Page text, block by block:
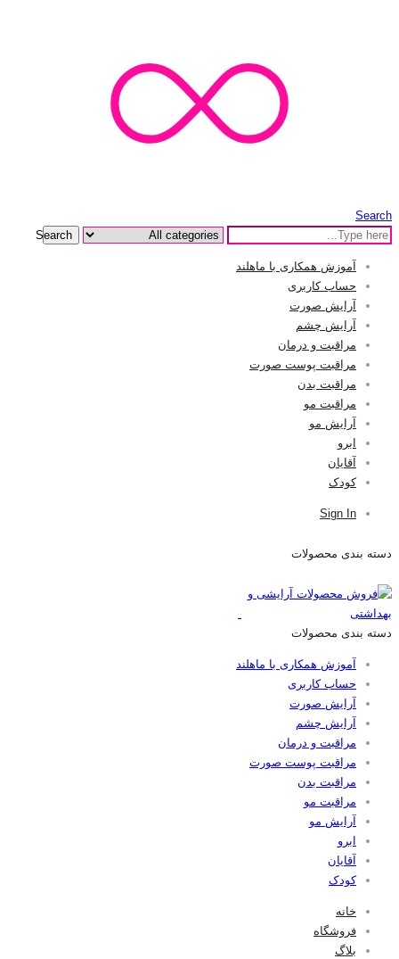
Search
Search
آموزش همکاری با ماهلند
حساب کاربری
آرایش صورت
آرایش چشم
مراقبت و درمان
مراقبت پوست صورت
مراقبت بدن
مراقبت مو
آرایش مو
ابرو
آقایان
کودک
Sign In
دسته بندی محصولات
دسته بندی محصولات
آموزش همکاری با ماهلند
حساب کاربری
آرایش صورت
آرایش چشم
مراقبت و درمان
مراقبت پوست صورت
مراقبت بدن
مراقبت مو
آرایش مو
ابرو
آقایان
کودک
خانه
فروشگاه
بلاگ